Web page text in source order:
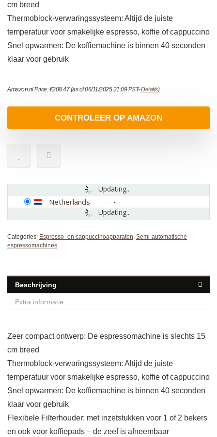
cm breed
Thermoblock-verwaringssysteem: Altijd de juiste
temperatuur voor smakelijke espresso, koffie of cappuccino
Snel opwarmen: De koffiemachine is binnen 40 seconden
klaar voor gebruik
Amazon.nl Price:€208.47(as of 06/11/2025 21:09 PST-Details)
CONTROLEER OP AMAZON
Updating...
Updating...
Netherlands -
Categories: Espresso- en cappuccinoapparaten, Semi-automatische
espressomachines
Beschrijving
Extra informatie
Zeer compact ontwerp: De espressomachine is slechts 15
cm breed
Thermoblock-verwaringssysteem: Altijd de juiste
temperatuur voor smakelijke espresso, koffie of cappuccino
Snel opwarmen: De koffiemachine is binnen 40 seconden
klaar voor gebruik
Flexibele Filterhouder: met inzetstukken voor 1 of 2 bekers
en ook voor koffiepads – de zeef is afneembaar